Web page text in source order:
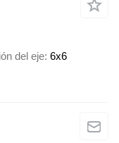
del eje 6x6